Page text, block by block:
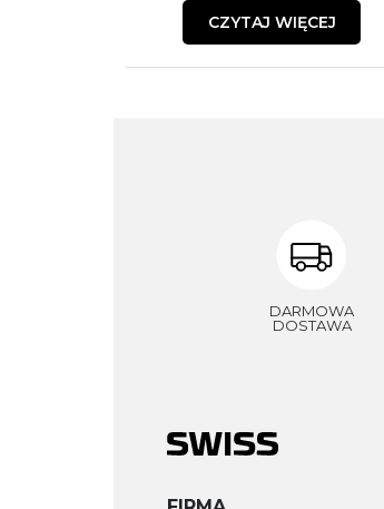
CZYTAJ WIĘCEJ
DARMOWA
DOSTAWA